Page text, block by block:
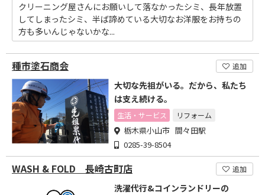
クリーニング屋さんにお願いして落なかったシミ、長年放置
してしまったシミ、半ば諦めている大切なお洋服をお持ちの
方も多いんじゃないかな...
種市塗石商会 追加
大切な先祖がいる。だから、私たち
は支え続ける。
生活・サービス リフォーム
栃木県小山市 間々田駅
0285-39-8504
WASH & FOLD 長崎古町店 追加
洗濯代行&コインランドリーの